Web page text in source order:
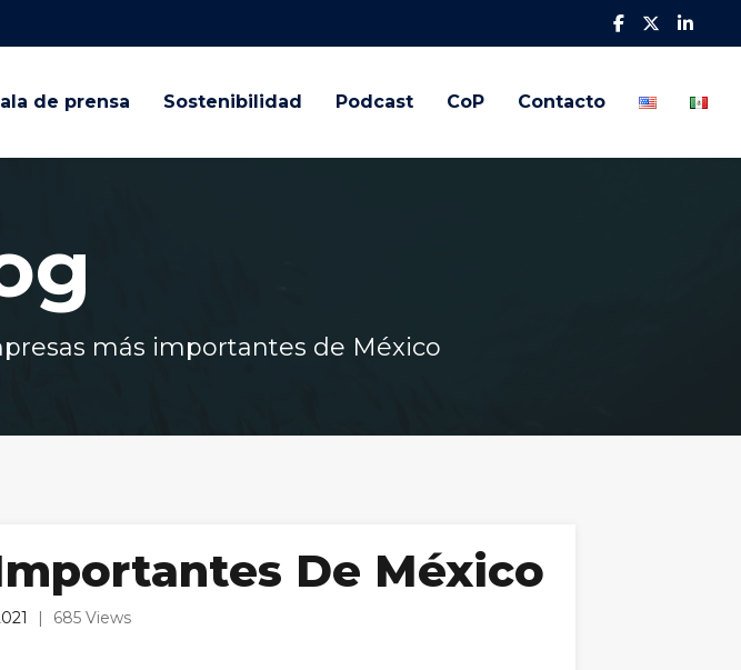
de prensa Sostenibilidad Podcast CoP Contacto
más importantes de México
De México
| 685 Views